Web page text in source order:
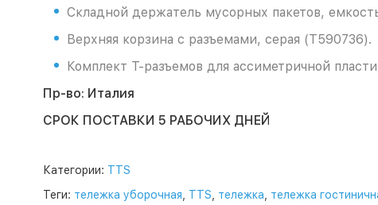
Складной держатель мусорных пакетов,
Верхняя корзина с разъемами, серая (T590736).
Комплект Т-разъемов для ассиметричной
Пр-во: Италия
СРОК ПОСТАВКИ 5 РАБОЧИХ ДНЕЙ
Категории: TTS
Теги: тележка уборочная TTS тележка тележка